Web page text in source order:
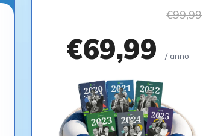
€99,99
€69,99 / anno